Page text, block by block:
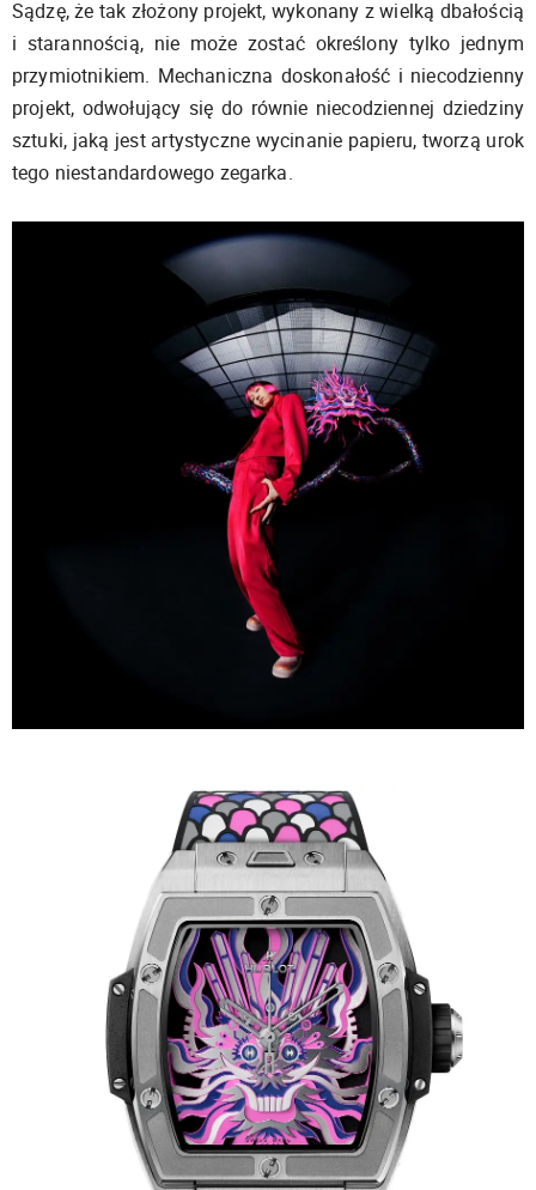
Sądzę, że tak złożony projekt, wykonany z wielką dbałością
i starannością, nie może zostać określony tylko jednym
przymiotnikiem. Mechaniczna doskonałość i niecodzienny
projekt, odwołujący się do równie niecodziennej dziedziny
sztuki, jaką jest artystyczne wycinanie papieru, tworzą urok
tego niestandardowego zegarka.